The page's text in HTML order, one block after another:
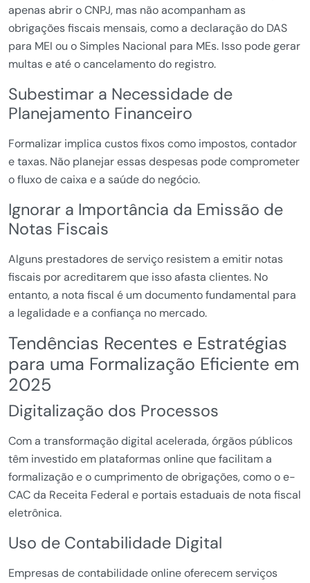
apenas abrir o CNPJ, mas não acompanham as
obrigações fiscais mensais, como a declaração do DAS
para MEI ou o Simples Nacional para MEs. Isso pode gerar
multas e até o cancelamento do registro.
Subestimar a Necessidade de
Planejamento Financeiro
Formalizar implica custos fixos como impostos, contador
e taxas. Não planejar essas despesas pode comprometer
o fluxo de caixa e a saúde do negócio.
Ignorar a Importância da Emissão de
Notas Fiscais
Alguns prestadores de serviço resistem a emitir notas
fiscais por acreditarem que isso afasta clientes. No
entanto, a nota fiscal é um documento fundamental para
a legalidade e a confiança no mercado.
Tendências Recentes e Estratégias
para uma Formalização Eficiente em
2025
Digitalização dos Processos
Com a transformação digital acelerada, órgãos públicos
têm investido em plataformas online que facilitam a
formalização e o cumprimento de obrigações, como o e-
CAC da Receita Federal e portais estaduais de nota fiscal
eletrônica.
Uso de Contabilidade Digital
Empresas de contabilidade online oferecem serviços